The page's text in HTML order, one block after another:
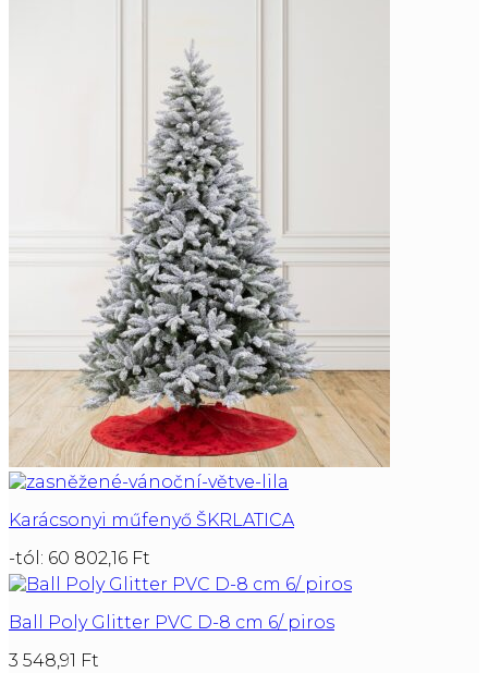
Karácsonyi műfenyő ŠKRLATICA
-tól: 60 802,16 Ft
Ball Poly Glitter PVC D-8 cm 6/ piros
3 548,91 Ft